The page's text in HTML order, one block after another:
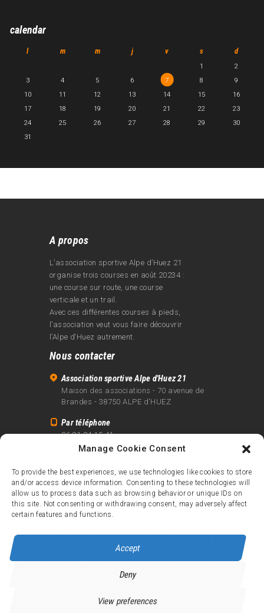
Manage Cookie Consent
To provide the best experiences, we use technologies like cookies to store
and/or access device information. Consenting to these technologies will
allow us to process data such as browsing behavior or unique IDs on
this site. Not consenting or withdrawing consent, may adversely affect
certain features and functions.
Accept
Deny
View preferences
calendar
l m m j v s d
1
2
3
4 5 6 7 8
9
10
11 12 13 14 15
16
17
18 19 20 21 22
23
24
25 26 27 28 29
30
31
A propos
L’association sportive Alpe d’Huez 21
organise trois courses en août 20234 :
une course sur route, une course
verticale et un trail.
Avec ces différentes courses à pieds,
l’association veut vous faire découvrir
l’Alpe d‘Huez autrement.
Nous contacter
Association sportive Alpe d'Huez 21
Maison des associations - 70 avenue de
Brandes - 38750 ALPE d'HUEZ
Par téléphone
06 81 24 15 41
info@alpe21.fr
Mentions légales
Contact
crédits